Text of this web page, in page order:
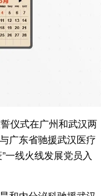
仪式在广州和武汉两
广东省驰援武汉医疗
一线火线发展党员入